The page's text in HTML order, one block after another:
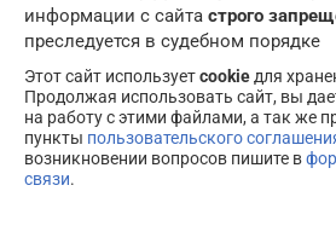
информации с сайта строго
преследуется в судебном порядке
Этот сайт используетcookie для
Продолжая использовать сайт, вы
на работу с этими файлами, а так же
пункты пользовательского
возникновении вопросов пишите в
связи.